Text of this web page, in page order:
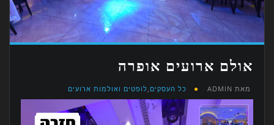
אולם ארועים אופרה
מאת ADMIN כל העסקים לופטים ואולמות ארועים